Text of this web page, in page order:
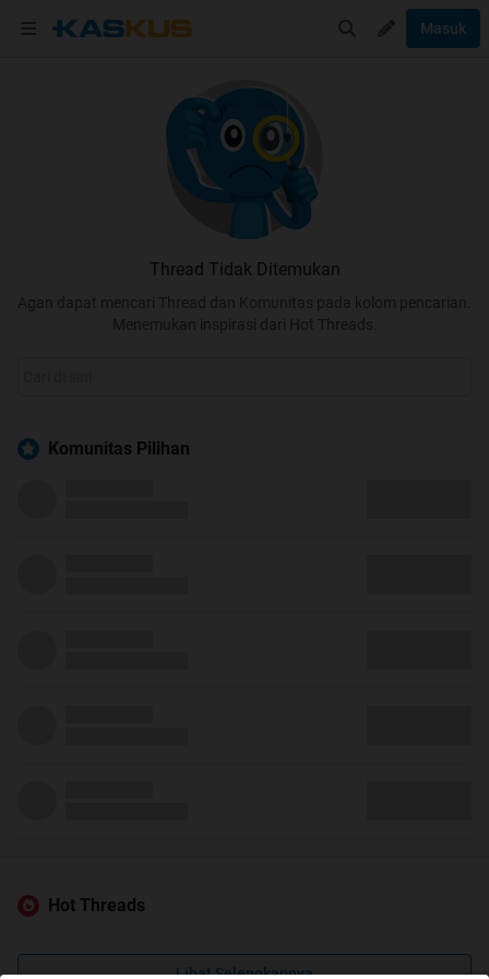
Masuk
Thread Tidak Ditemukan
Agan dapat mencari Thread dan Komunitas pada kolom pencarian.
Menemukan inspirasi dari Hot Threads.
Komunitas Pilihan
Hot Threads
Lihat Selengkapnya